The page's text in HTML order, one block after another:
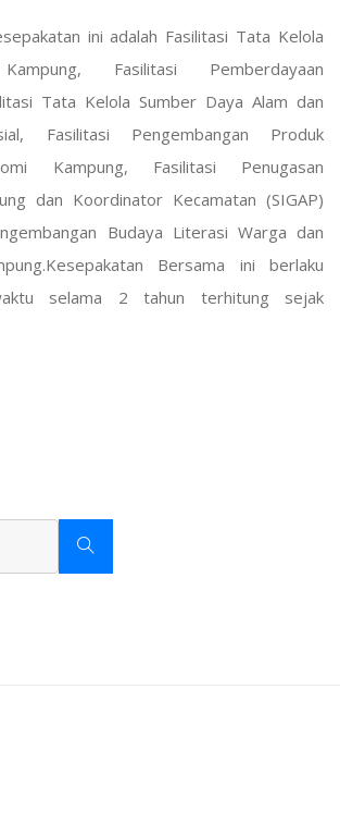
ini adalah Fasilitasi Tata Kelola
Fasilitasi Pemberdayaan
Tata Kelola Sumber Daya Alam dan
Fasilitasi Pengembangan Produk
Kampung, Fasilitasi Penugasan
dan Koordinator Kecamatan (SIGAP)
Budaya Literasi Warga dan
Bersama ini berlaku
selama 2 tahun terhitung sejak